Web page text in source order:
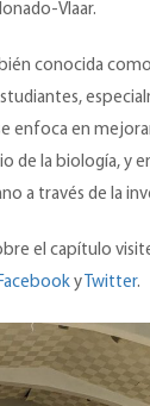
Vlaar.
conocida como
enfoca en
de la biología, y
a través de la
el capítulo
y Twitter.